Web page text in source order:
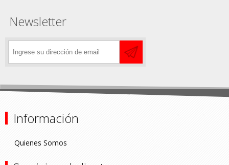
Newsletter
Información
Quienes Somos